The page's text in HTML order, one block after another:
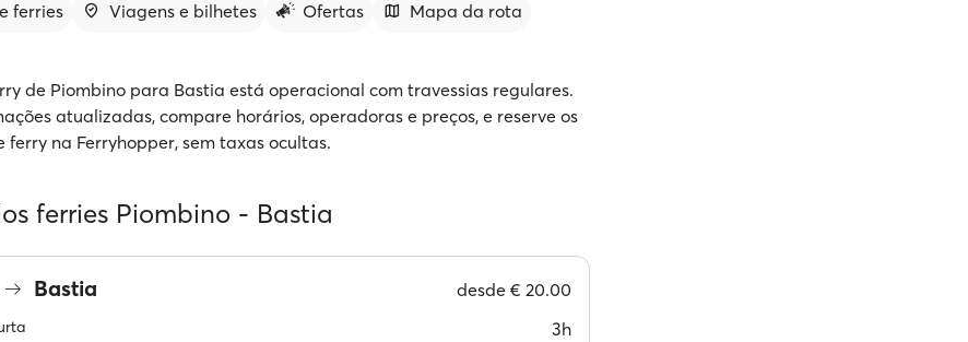
ferries Viagens e bilhetes Ofertas Mapa da rota
de Piombino para Bastia está operacional com travessias regulares.
atualizadas, compare horários, operadoras e preços, e reserve os
ferry na Ferryhopper, sem taxas ocultas.
ferries Piombino - Bastia
Bastia desde € 20.00
3h